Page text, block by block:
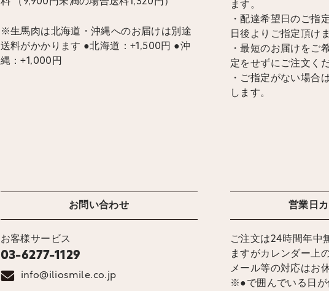
料 （9,900円未満の場合送料1,320円）
※生馬肉は北海道・沖縄へのお届けは別途
送料がかかります ●北海道：+1,500円 ●沖
縄：+1,000円
ます。
・配達希望日のご指
日後よりご指定頂けま
・最短のお届けをご
定をせずにご注文く
・ご指定がない場合
します。
お問い合わせ
お客様サービス
03-6277-1129
info@iliosmile.co.jp
営業日
ご注文は24時間年中
ますがカレンダー上
メール等の対応はお
※●で囲んでいる日が